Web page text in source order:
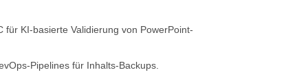
für KI-basierte Validierung von PowerPoint-
Pipelines für Inhalts-Backups.